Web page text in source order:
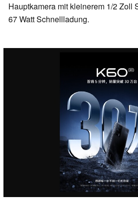
Hauptkamera mit kleinerem 1/2 Zoll
67 Watt Schnellladung.